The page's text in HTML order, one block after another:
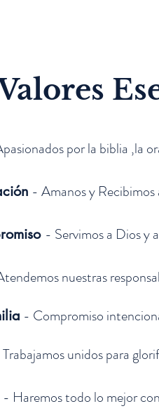
por la biblia ,la
- Amanos y Recibimos
- Servimos a Dios y
nuestras
- Compromiso
unidos para
- Haremos todo lo mejor